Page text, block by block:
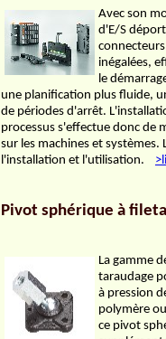
Avec son
d'E/S
inégalées,
le
une planification plus fluide,
de périodes d'arrêt.
processus s'effectue donc de
sur les machines et systèmes.
l'installation et l'utilisation.
Pivot sphérique à
La gamme
taraudage
à pression
polymère
ce pivot